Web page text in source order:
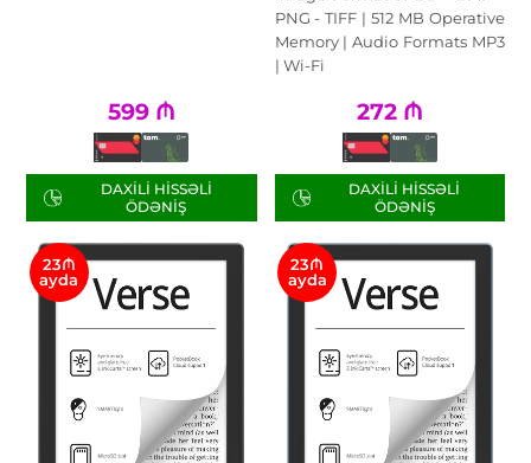
599 ₼
DAXILI HISSƏLI
ÖDƏNIŞ
PNG - TIFF | 512 MB Operative
Memory | Audio Formats MP3
| Wi-Fi
272 ₼
DAXILI HISSƏLI
ÖDƏNIŞ
23₼
ayda
23₼
ayda